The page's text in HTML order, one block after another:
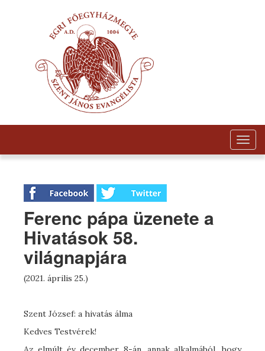
Ferenc pápa üzenete a
Hivatások 58.
világnapjára
(2021. április 25.)
Szent József: a hivatás álma
Kedves Testvérek!